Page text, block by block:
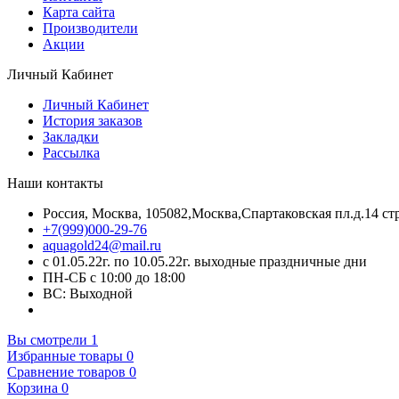
Карта сайта
Производители
Акции
Личный Кабинет
Личный Кабинет
История заказов
Закладки
Рассылка
Наши контакты
Россия, Москва, 105082,Москва,Спартаковская пл.д.14
+7(999)000-29-76
aquagold24@mail.ru
с 01.05.22г. по 10.05.22г. выходные праздничные дни
ПН-СБ с 10:00 до 18:00
ВС: Выходной
Вы смотрели 1
Избранные товары 0
Сравнение товаров 0
Корзина 0